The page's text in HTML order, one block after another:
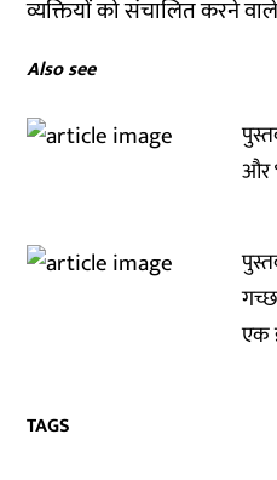
व्यक्तियों को संचालित करने
Also see
और
एक
TAGS